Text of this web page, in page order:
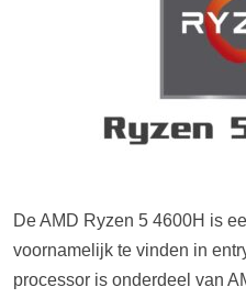
De AMD Ryzen 5 4600H is
voornamelijk te vinden in
processor is onderdeel van